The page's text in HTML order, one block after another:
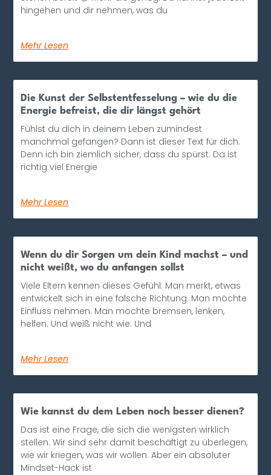
hingehen und dir nehmen, was du
Mehr Lesen
Die Kunst der Selbstentfesselung – wie du die
Energie befreist, die dir längst gehört
Fühlst du dich in deinem Leben zumindest
manchmal gefangen? Dann ist dieser Text für dich.
Denn ich bin ziemlich sicher, dass du spürst: Da ist
richtig viel Energie
Mehr Lesen
Wenn du dir Sorgen um dein Kind machst – und
nicht weißt, wo du anfangen sollst
Viele Eltern kennen dieses Gefühl: Man merkt, etwas
entwickelt sich in eine falsche Richtung. Man möchte
Einfluss nehmen. Man möchte bremsen, lenken,
helfen. Und weiß nicht wie. Und
Mehr Lesen
Wie kannst du dem Leben noch besser dienen?
Das ist eine Frage, die sich die wenigsten wirklich
stellen. Wir sind sehr damit beschäftigt zu überlegen,
wie wir kriegen, was wir wollen. Aber ein absoluter
Mindset-Hack ist